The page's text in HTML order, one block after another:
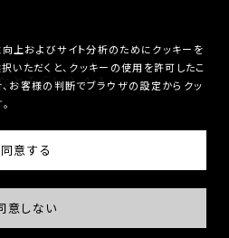
とみらい3-4-1
Reserved.
上およびサイト分析のためにクッキーを
いただくと、クッキーの使用を許可したこ
、お客様の判断でブラウザの設定からクッ
同意する
意しない